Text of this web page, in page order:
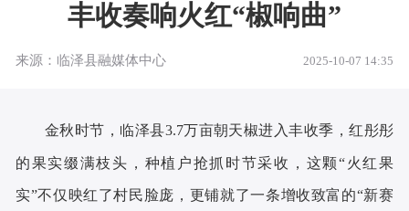
丰收奏响火红“椒响曲”
来源：临泽县融媒体中心 2025-10-07 14:35
金秋时节，临泽县3.7万亩朝天椒进入丰收季，红彤彤
的果实缀满枝头，种植户抢抓时节采收，这颗“火红果
实”不仅映红了村民脸庞，更铺就了一条增收致富的“新赛